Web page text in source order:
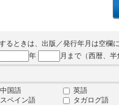
るときは、出版／発行年月は空欄に
年 月まで（西暦、半
中国語 英語
スペイン語 タガログ語